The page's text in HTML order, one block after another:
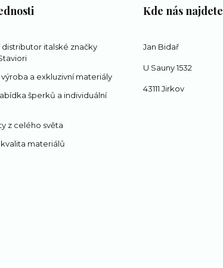
italské značky
a exkluzivní materiály
šperků a individuální
z celého světa
kvalita materiálů
Kde nás najdete
Jan Bidař
U Sauny 1532
43111 Jirkov